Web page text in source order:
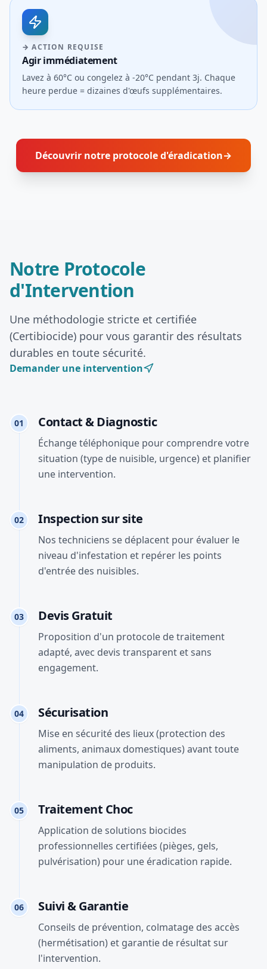
→ ACTION REQUISE
Agir immédiatement
Lavez à 60°C ou congelez à -20°C pendant 3j. Chaque
heure perdue = dizaines d'œufs supplémentaires.
Découvrir notre protocole d'éradication→
Notre Protocole
d'Intervention
Une méthodologie stricte et certifiée
(Certibiocide) pour vous garantir des résultats
durables en toute sécurité.
Demander une intervention
01 Contact & Diagnostic
Échange téléphonique pour comprendre votre
situation (type de nuisible, urgence) et planifier
une intervention.
02 Inspection sur site
Nos techniciens se déplacent pour évaluer le
niveau d'infestation et repérer les points
d'entrée des nuisibles.
03 Devis Gratuit
Proposition d'un protocole de traitement
adapté, avec devis transparent et sans
engagement.
04 Sécurisation
Mise en sécurité des lieux (protection des
aliments, animaux domestiques) avant toute
manipulation de produits.
05 Traitement Choc
Application de solutions biocides
professionnelles certifiées (pièges, gels,
pulvérisation) pour une éradication rapide.
06 Suivi & Garantie
Conseils de prévention, colmatage des accès
(hermétisation) et garantie de résultat sur
l'intervention.